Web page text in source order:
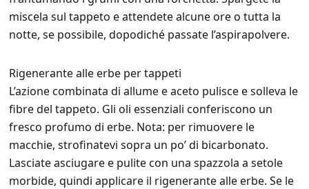
miscela sul tappeto e attendete alcune ore o tutta la
notte, se possibile, dopodiché passate l’aspirapolvere.
Rigenerante alle erbe per tappeti
L’azione combinata di allume e aceto pulisce e solleva le
fibre del tappeto. Gli oli essenziali conferiscono un
fresco profumo di erbe. Nota: per rimuovere le
macchie, strofinatevi sopra un po’ di bicarbonato.
Lasciate asciugare e pulite con una spazzola a setole
morbide, quindi applicare il rigenerante alle erbe. Se le